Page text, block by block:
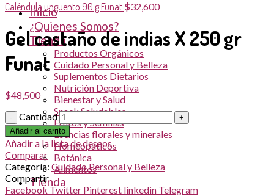
Inicio
¿Quienes Somos?
Tienda
Productos Orgánicos
Cuidado Personal y Belleza
Suplementos Dietarios
Nutrición Deportiva
Bienestar y Salud
Snack Saludables
Frutos y Semillas
Esencias florales y minerales
Homeopáticos
Botánica
Alimentos
Tienda
Caléndula ungüento 90 g Funat $32,600
Gel castaño de indias X 250 gr
Funat
$48,500
Cantidad
Añadir al carrito
Añadir a la lista de deseos
Comparar
Categoría: Cuidado Personal y Belleza
Compartir
FacebookTwitter Pinterest linkedin Telegram